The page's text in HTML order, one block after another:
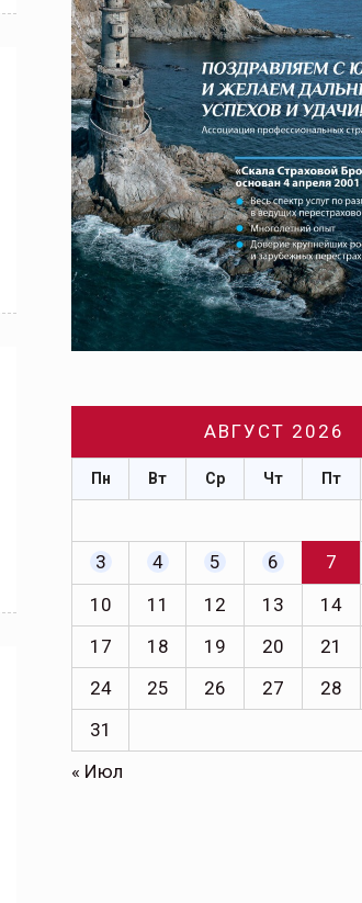
АВГУСТ 2026
Пн Вт Ср Чт Пт
3
4 5 6 7
10
11 12 13 14
17
18 19 20 21
24
25 26 27 28
31
« Июл